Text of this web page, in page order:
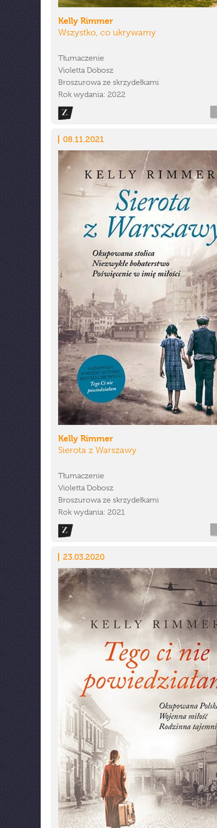
Kelly Rimmer
Wszystko, co ukrywamy
Tłumaczenie
Violetta Dobosz
Broszurowa ze skrzydełkami
Rok wydania: 2022
08.11.2021
Kelly Rimmer
Sierota z Warszawy
Tłumaczenie
Violetta Dobosz
Broszurowa ze skrzydełkami
Rok wydania: 2021
23.03.2020